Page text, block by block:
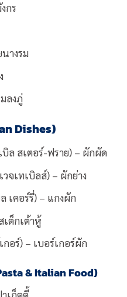
กร
างรม
ลงภู่
Dishes)
บิล สเตอร์-ฟราย) – ผักผัด
จเทเบิลส์) – ผักย่าง
เคอร์รี่) – แกงผัก
ต็กเต้าหู้
กอร์) – เบอร์เกอร์ผัก
& Italian Food)
เก็ตตี้